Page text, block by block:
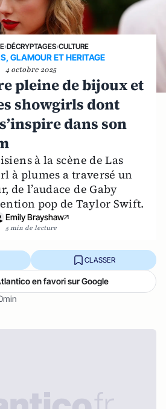
›DÉCRYPTAGES›CULTURE
GLAMOUR ET HERITAGE
4 octobre 2025
pleine de bijoux et
showgirls dont
dans son
à la scène de Las
à plumes a traversé un
de l’audace de Gaby
pop de Taylor Swift.
Emily Brayshaw
5 min de lecture
CLASSER
en favori sur Google